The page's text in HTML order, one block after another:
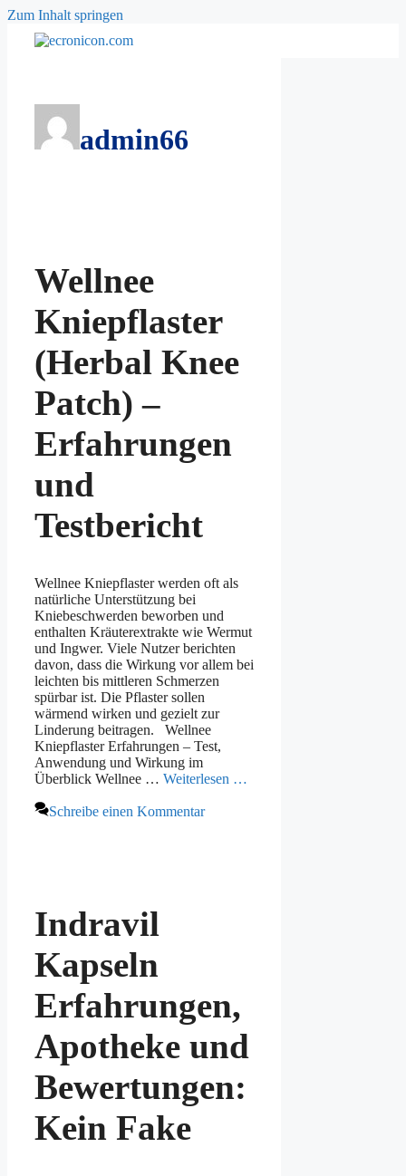
Zum Inhalt springen
admin66
Wellnee
Kniepflaster
(Herbal Knee
Patch) –
Erfahrungen
und
Testbericht
Wellnee Kniepflaster werden oft als
natürliche Unterstützung bei
Kniebeschwerden beworben und
enthalten Kräuterextrakte wie Wermut
und Ingwer. Viele Nutzer berichten
davon, dass die Wirkung vor allem bei
leichten bis mittleren Schmerzen
spürbar ist. Die Pflaster sollen
wärmend wirken und gezielt zur
Linderung beitragen. Wellnee
Kniepflaster Erfahrungen – Test,
Anwendung und Wirkung im
Überblick Wellnee … Weiterlesen …
Schreibe einen Kommentar
Indravil
Kapseln
Erfahrungen,
Apotheke und
Bewertungen:
Kein Fake